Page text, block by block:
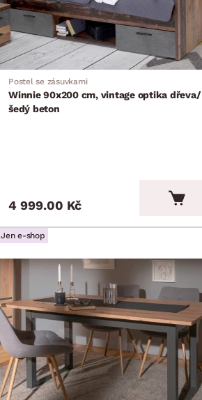
Postel se zásuvkami
Winnie 90x200 cm, vintage optika dřeva/
šedý beton
4 999.00 Kč
Jen e-shop